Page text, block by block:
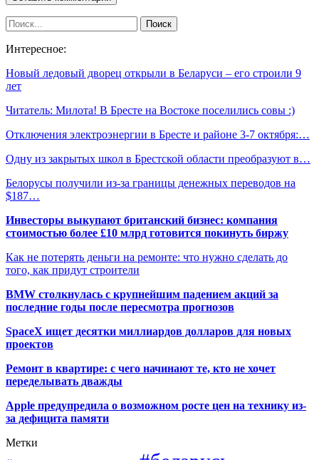
Интересное:
Новый ледовый дворец открыли в Беларуси – его строили 9
лет
Читатель: Милота! В Бресте на Востоке поселились совы :)
Отключения электроэнергии в Бресте и районе 3-7 октября:…
Одну из закрытых школ в Брестской области преобразуют в…
Белорусы получили из-за границы денежных переводов на
$187…
Инвесторы выкупают британский бизнес: компания
стоимостью более £10 млрд готовится покинуть биржу
Как не потерять деньги на ремонте: что нужно сделать до
того, как придут строители
BMW столкнулась с крупнейшим падением акций за
последние годы после пересмотра прогнозов
SpaceX ищет десятки миллиардов долларов для новых
проектов
Ремонт в квартире: с чего начинают те, кто не хочет
переделывать дважды
Apple предупредила о возможном росте цен на технику из-
за дефицита памяти
Метки